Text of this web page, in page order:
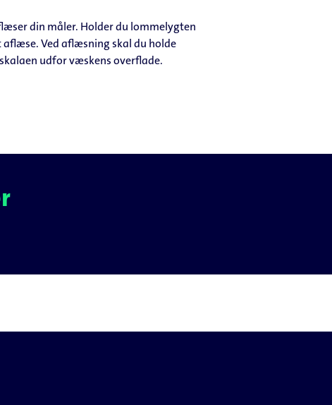
din måler. Holder du lommelygten
Ved aflæsning skal du holde
udfor væskens overflade.